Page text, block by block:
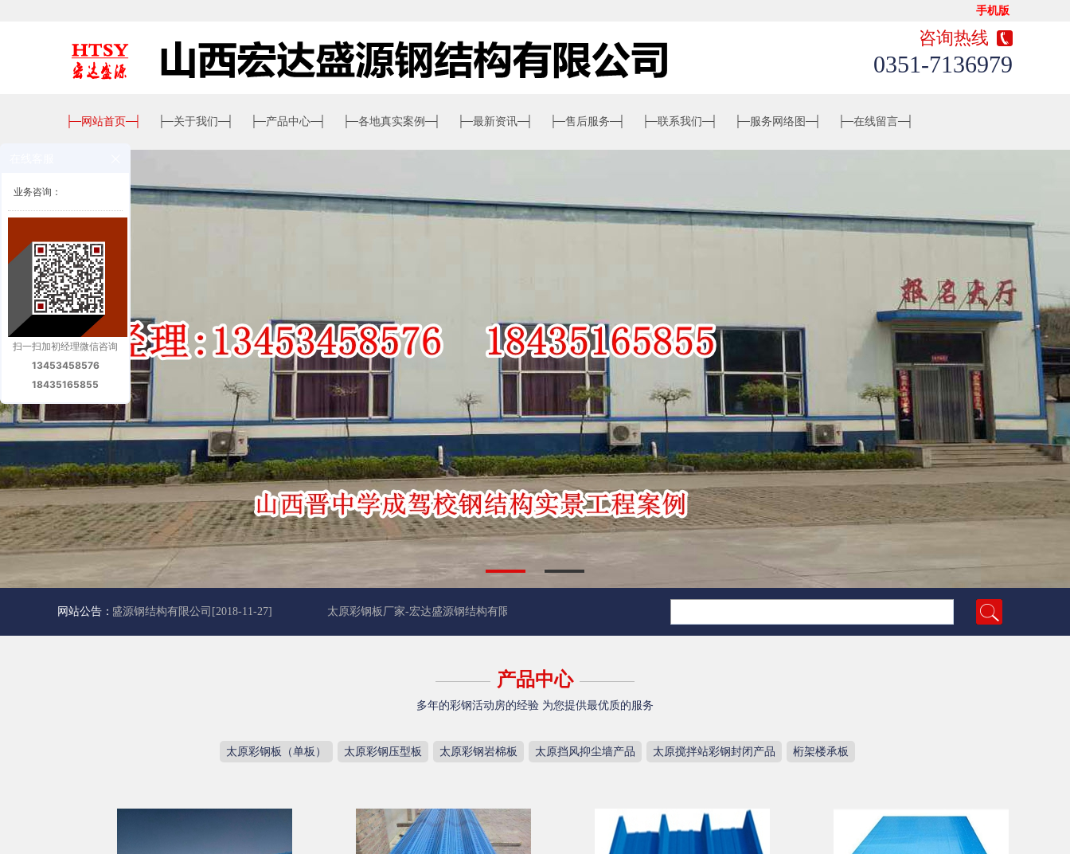
手机版
咨询热线
0351-7136979
├─网站首页─┤ ├─关于我们─┤ ├─产品中心─┤ ├─各地真实案例 ─┤ ├─最新资讯─┤ ├─售后服务─┤ ├─联系我们─┤ ├─服务网络图 ─┤ ├─在线留言─┤
网站公告：
更名为山西宏达盛源钢结构有限公司[2018-11-27] 太原彩钢板厂家-宏达盛源钢结构有限公司官方网站正式上线 [2018-11-27]
产品中心
多年的彩钢活动房的经验 为您提供最优质的服务
太原彩钢板（单板） 太原彩钢压型板 太原彩钢岩棉板 太原挡风抑尘墙产品 太原搅拌站彩钢封闭产品 桁架楼承板
业务咨询：
扫一扫加初经理微信咨询
13453458576
18435165855